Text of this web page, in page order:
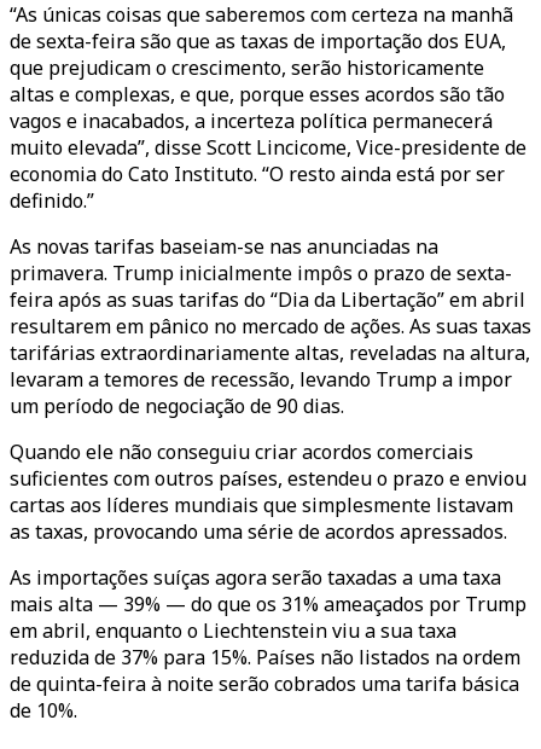
“As únicas coisas que saberemos com certeza na manhã
de sexta-feira são que as taxas de importação dos EUA,
que prejudicam o crescimento, serão historicamente
altas e complexas, e que, porque esses acordos são tão
vagos e inacabados, a incerteza política permanecerá
muito elevada”, disse Scott Lincicome, Vice-presidente de
economia do Cato Instituto. “O resto ainda está por ser
definido.”
As novas tarifas baseiam-se nas anunciadas na
primavera. Trump inicialmente impôs o prazo de sexta-
feira após as suas tarifas do “Dia da Libertação” em abril
resultarem em pânico no mercado de ações. As suas taxas
tarifárias extraordinariamente altas, reveladas na altura,
levaram a temores de recessão, levando Trump a impor
um período de negociação de 90 dias.
Quando ele não conseguiu criar acordos comerciais
suficientes com outros países, estendeu o prazo e enviou
cartas aos líderes mundiais que simplesmente listavam
as taxas, provocando uma série de acordos apressados.
As importações suíças agora serão taxadas a uma taxa
mais alta — 39% — do que os 31% ameaçados por Trump
em abril, enquanto o Liechtenstein viu a sua taxa
reduzida de 37% para 15%. Países não listados na ordem
de quinta-feira à noite serão cobrados uma tarifa básica
de 10%.